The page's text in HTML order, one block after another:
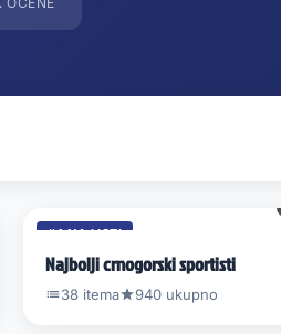
#4 NA LISTI
Najbolji crnogorski sportisti
38 itema 940 ukupno